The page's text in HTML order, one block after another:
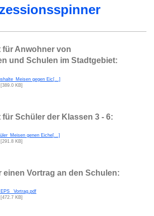
für Anwohner von
und Schulen im Stadtgebiet:
gegen Eic[...]
KB]
für Schüler der Klassen 3 - 6:
genen Eiche[...]
KB]
einen Vortrag an den Schulen:
_Vortrag.pdf
KB]